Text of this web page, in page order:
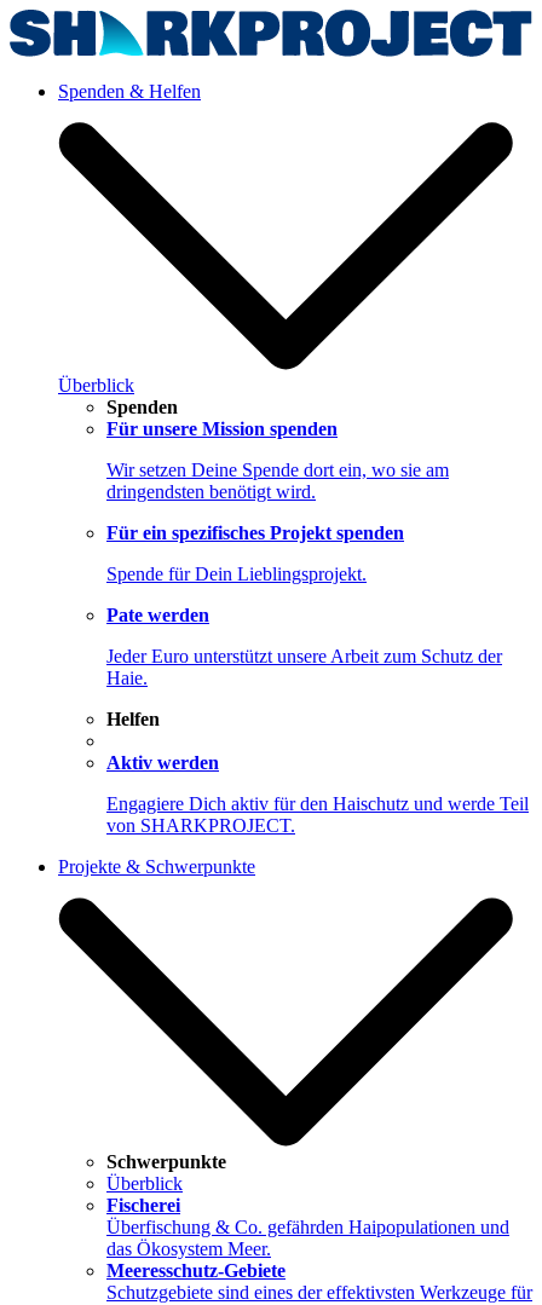
Spenden & Helfen
Überblick
Spenden
Für unsere Mission spenden
Wir setzen Deine Spende dort ein, wo sie am
dringendsten benötigt wird.
Für ein spezifisches Projekt spenden
Spende für Dein Lieblingsprojekt.
Pate werden
Jeder Euro unterstützt unsere Arbeit zum Schutz der
Haie.
Helfen
Aktiv werden
Engagiere Dich aktiv für den Haischutz und werde Teil
von SHARKPROJECT.
Projekte & Schwerpunkte
Schwerpunkte
Überblick
Fischerei
Überfischung & Co. gefährden Haipopulationen und
das Ökosystem Meer.
Meeresschutz-Gebiete
Schutzgebiete sind eines der effektivsten Werkzeuge für